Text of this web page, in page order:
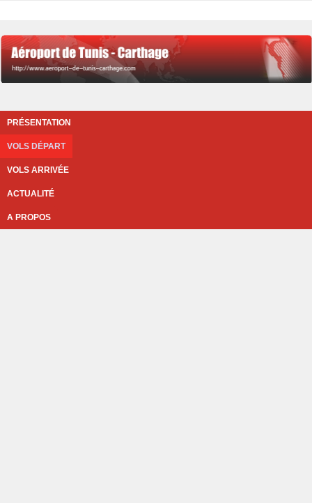
PRÉSENTATION
VOLS DÉPART
VOLS ARRIVÉE
ACTUALITÉ
A PROPOS